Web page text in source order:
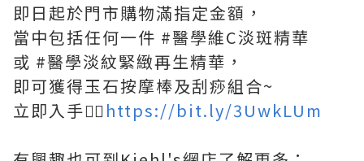
即日起於門市購物滿指定金額，
當中包括任何一件 #醫學維C淡斑精華
或 #醫學淡紋緊緻再生精華，
即可獲得玉石按摩棒及刮痧組合~
立即入手👉🏻 https://bit.ly/3UwkLUm